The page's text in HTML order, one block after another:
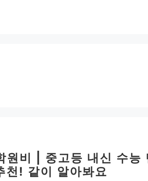
원비 | 중고등 내신 수능
천! 같이 알아봐요